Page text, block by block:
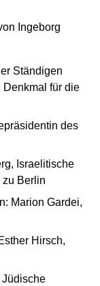
Ingeborg
Ständigen
Denkmal für die
des
Israelitische
Berlin
Marion Gardei,
Hirsch,